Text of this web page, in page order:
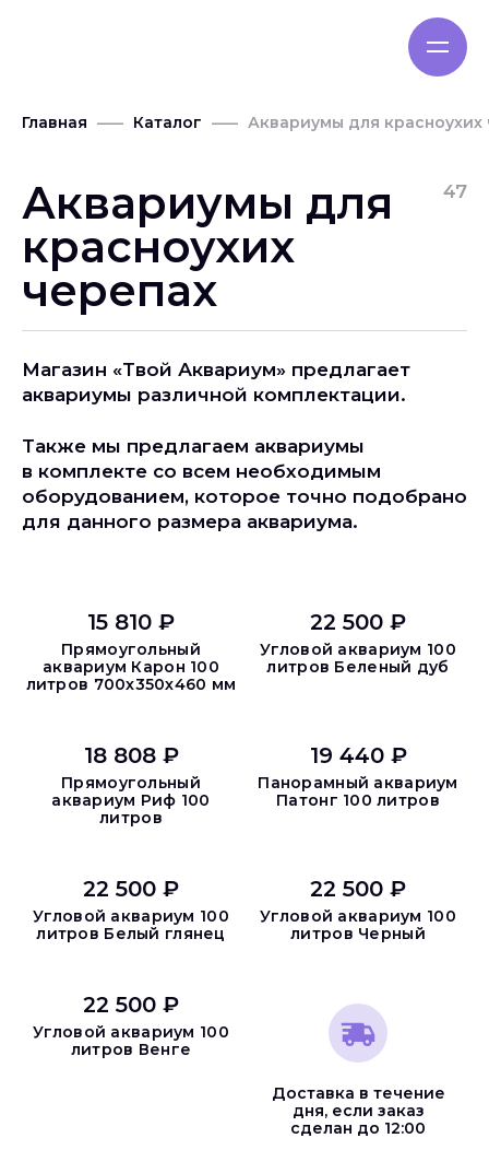
Главная Каталог Аквариумы для красноухих
Аквариумы для
красноухих
черепах
47
Магазин «Твой Аквариум» предлагает
аквариумы различной комплектации.
Также мы предлагаем аквариумы
в комплекте со всем необходимым
оборудованием, которое точно подобрано
для данного размера аквариума.
15 810 ₽
Прямоугольный
аквариум Карон 100
литров 700х350х460 мм
22 500 ₽
Угловой аквариум 100
литров Беленый дуб
18 808 ₽
Прямоугольный
аквариум Риф 100
литров
19 440 ₽
Панорамный аквариум
Патонг 100 литров
22 500 ₽
Угловой аквариум 100
литров Белый глянец
22 500 ₽
Угловой аквариум 100
литров Черный
22 500 ₽
Угловой аквариум 100
литров Венге
Доставка в течение
дня, если заказ
сделан до 12:00